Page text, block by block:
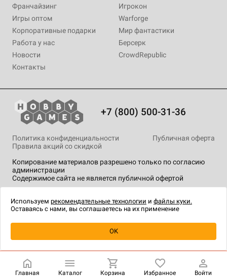
Уведомить о наличии
Франчайзинг
Игры оптом
Корпоративные подарки
Работа у нас
Новости
Контакты
Игрокон
Warforge
Мир фантастики
Берсерк
CrowdRepublic
+7 (800) 500-31-36
Копирование материалов разрешено только по согласию
администрации
Содержимое сайта не является публичной офертой
Политика конфиденциальности
Публичная оферта
Правила акций со скидкой
технологии.
Главная Каталог Корзина Избранное Войти
Используем рекомендательные технологии и файлы куки.
Оставаясь с нами, вы соглашаетесь на их применение
OK